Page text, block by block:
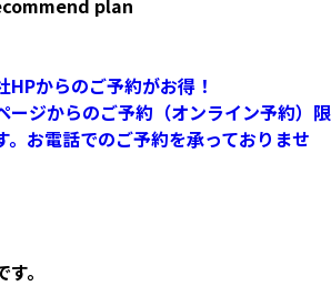
HPからのご予約がお得！
ージからのご予約（オンライン予約）限
。お電話でのご予約を承っておりませ
。